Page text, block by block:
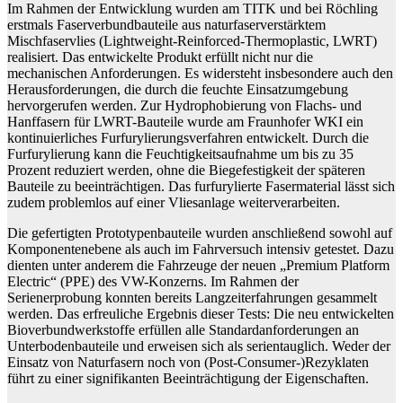
Im Rahmen der Entwicklung wurden am TITK und bei Röchling
erstmals Faserverbundbauteile aus naturfaserverstärktem
Mischfaservlies (Lightweight-Reinforced-Thermoplastic, LWRT)
realisiert. Das entwickelte Produkt erfüllt nicht nur die
mechanischen Anforderungen. Es widersteht insbesondere auch den
Herausforderungen, die durch die feuchte Einsatzumgebung
hervorgerufen werden. Zur Hydrophobierung von Flachs- und
Hanffasern für LWRT-Bauteile wurde am Fraunhofer WKI ein
kontinuierliches Furfurylierungsverfahren entwickelt. Durch die
Furfurylierung kann die Feuchtigkeitsaufnahme um bis zu 35
Prozent reduziert werden, ohne die Biegefestigkeit der späteren
Bauteile zu beeinträchtigen. Das furfurylierte Fasermaterial lässt sich
zudem problemlos auf einer Vliesanlage weiterverarbeiten.
Die gefertigten Prototypenbauteile wurden anschließend sowohl auf
Komponentenebene als auch im Fahrversuch intensiv getestet. Dazu
dienten unter anderem die Fahrzeuge der neuen „Premium Platform
Electric“ (PPE) des VW-Konzerns. Im Rahmen der
Serienerprobung konnten bereits Langzeiterfahrungen gesammelt
werden. Das erfreuliche Ergebnis dieser Tests: Die neu entwickelten
Bioverbundwerkstoffe erfüllen alle Standardanforderungen an
Unterbodenbauteile und erweisen sich als serientauglich. Weder der
Einsatz von Naturfasern noch von (Post-Consumer-)Rezyklaten
führt zu einer signifikanten Beeinträchtigung der Eigenschaften.